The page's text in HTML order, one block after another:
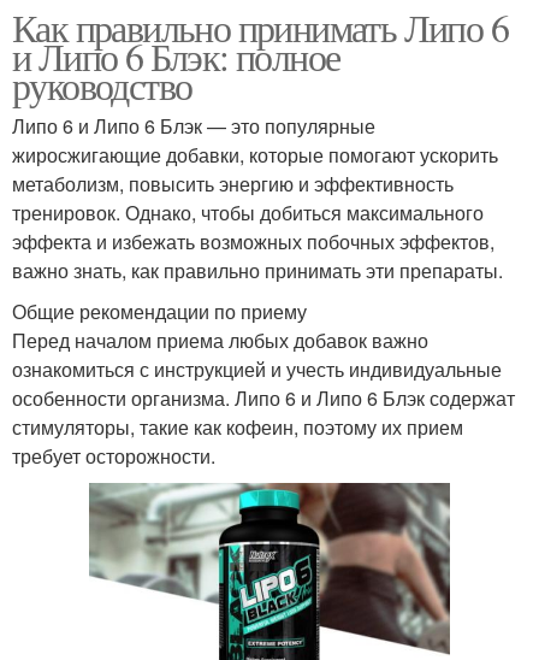
Как правильно принимать Липо 6
и Липо 6 Блэк: полное
руководство
Липо 6 и Липо 6 Блэк — это популярные
жиросжигающие добавки, которые помогают ускорить
метаболизм, повысить энергию и эффективность
тренировок. Однако, чтобы добиться максимального
эффекта и избежать возможных побочных эффектов,
важно знать, как правильно принимать эти препараты.
Общие рекомендации по приему
Перед началом приема любых добавок важно
ознакомиться с инструкцией и учесть индивидуальные
особенности организма. Липо 6 и Липо 6 Блэк содержат
стимуляторы, такие как кофеин, поэтому их прием
требует осторожности.